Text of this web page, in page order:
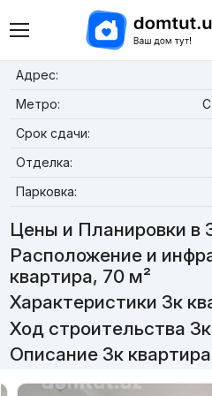
Адрес:
Метро:
Срок сдачи:
Отделка:
Парковка:
Цены и Планировки в
Расположение и
квартира, 70 м²
Характеристики 3к
Ход строительства
Описание 3к